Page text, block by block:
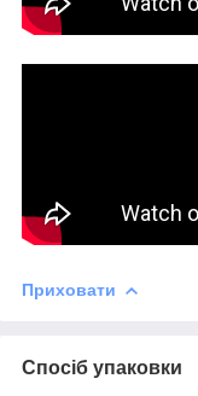
Приховати
Спосіб упаковки